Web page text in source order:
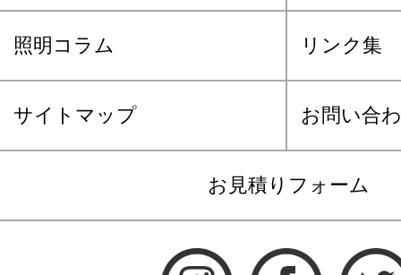
照明コラム リンク集
サイトマップ お問い合
お見積りフォーム